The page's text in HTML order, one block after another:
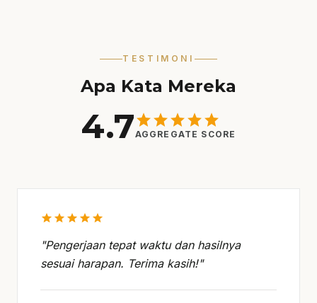
TESTIMONI
Apa Kata Mereka
4.7starstarstarstarstar
AGGREGATE SCORE
starstarstarstarstar
"Pengerjaan tepat waktu dan hasilnya
sesuai harapan. Terima kasih!"